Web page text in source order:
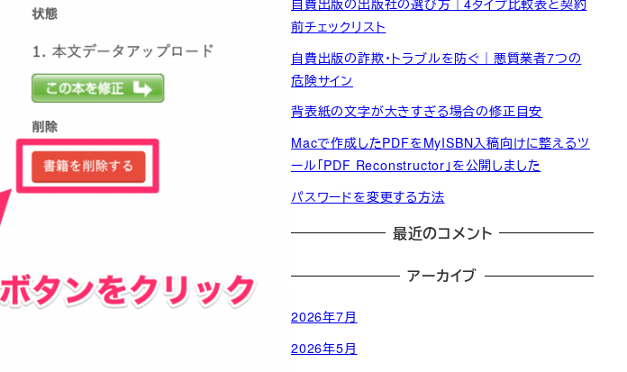
自費出版の出版社の選び方｜4タイプ比較表と契約
前チェックリスト
自費出版の詐欺・トラブルを防ぐ｜悪質業者7つの
危険サイン
背表紙の文字が大きすぎる場合の修正目安
Macで作成したPDFをMyISBN入稿向けに整えるツ
ール「PDF Reconstructor」を公開しました
パスワードを変更する方法
最近のコメント
アーカイブ
2026年7月
2026年5月